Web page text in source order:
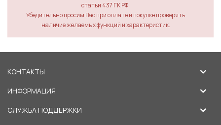
статьи 437 ГК РФ.
Убедительно просим Вас при оплате и покупке проверять
наличие желаемых функций и характеристик.
КОНТАКТЫ
ИНФОРМАЦИЯ
СЛУЖБА ПОДДЕРЖКИ